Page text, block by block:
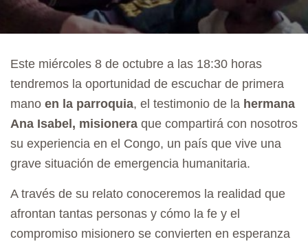
N
A
I
G
A
T
O
Este miércoles 8 de octubre a las 18:30 horas
tendremos la oportunidad de escuchar de primera
mano en la parroquia, el testimonio de la hermana
Ana Isabel, misionera que compartirá con nosotros
su experiencia en el Congo, un país que vive una
grave situación de emergencia humanitaria.
A través de su relato conoceremos la realidad que
afrontan tantas personas y cómo la fe y el
compromiso misionero se convierten en esperanza